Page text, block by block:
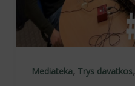
Mediateka, Trys davatkos,